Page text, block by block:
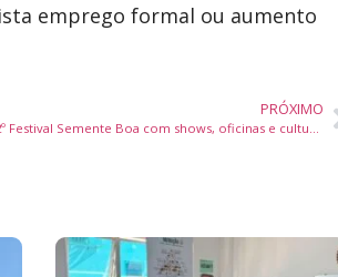
emprego formal ou aumento
PRÓXIMO
Navegantes recebe 2º Festival Semente Boa com shows, oficinas e cultura popular gratuita